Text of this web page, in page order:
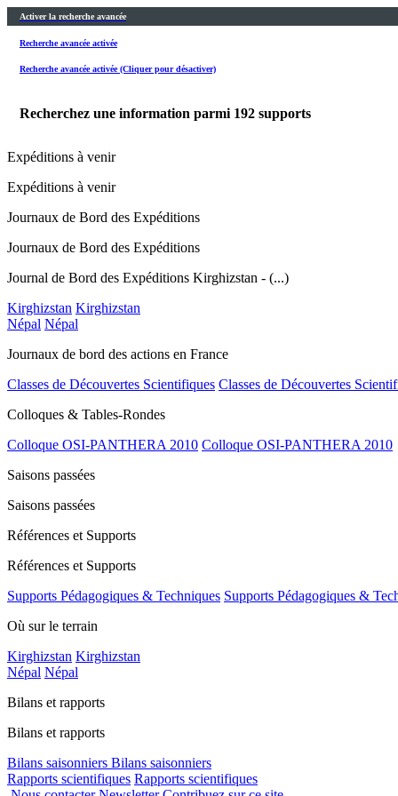
Activer la recherche avancée
Recherche avancée activée
Recherche avancée activée (Cliquer pour désactiver)
Recherchez une information parmi 192 supports
Expéditions à venir
Expéditions à venir
Journaux de Bord des Expéditions
Journaux de Bord des Expéditions
Journal de Bord des Expéditions Kirghizstan - (...)
Kirghizstan Kirghizstan
Népal Népal
Journaux de bord des actions en France
Classes de Découvertes Scientifiques Classes de Découvertes
Colloques & Tables-Rondes
Colloque OSI-PANTHERA 2010 Colloque OSI-PANTHERA 2010
Saisons passées
Saisons passées
Références et Supports
Références et Supports
Supports Pédagogiques & Techniques Supports Pédagogiques &
Où sur le terrain
Kirghizstan Kirghizstan
Népal Népal
Bilans et rapports
Bilans et rapports
Bilans saisonniers Bilans saisonniers
Rapports scientifiques Rapports scientifiques